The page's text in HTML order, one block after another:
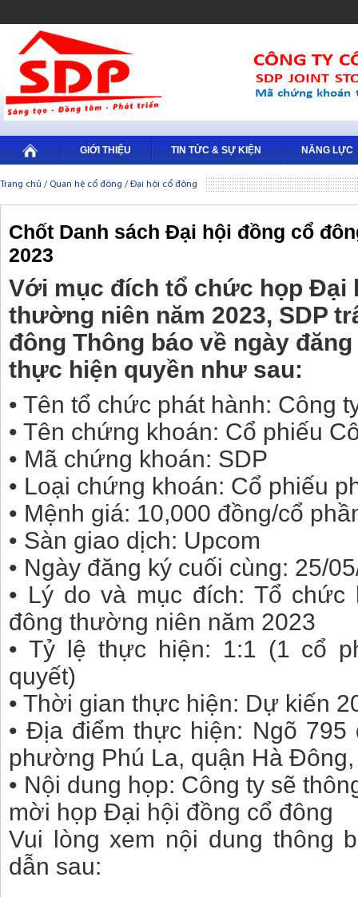
GIỚI THIỆU TIN TỨC & SỰ KIỆN NĂNG LỰC
Trang chủ / Quan hệ cổ đông / Đại hội cổ đông
Chốt Danh sách Đại hội đồng cổ
2023
Với mục đích tổ chức họp Đại
thường niên năm 2023, SDP
đông Thông báo về ngày
thực hiện quyền như sau:
• Tên tổ chức phát hành: Công
• Tên chứng khoán: Cổ phiếu
• Mã chứng khoán: SDP
• Loại chứng khoán: Cổ phiếu
• Mệnh giá: 10,000 đồng/cổ
• Sàn giao dịch: Upcom
• Ngày đăng ký cuối cùng: 25/
• Lý do và mục đích: Tổ
đông thường niên năm 2023
• Tỷ lệ thực hiện: 1:1 (1 cổ
quyết)
• Thời gian thực hiện: Dự kiến
• Địa điểm thực hiện: Ngõ 795
phường Phú La, quận Hà Đông,
• Nội dung họp: Công ty sẽ
mời họp Đại hội đồng cổ đông
Vui lòng xem nội dung thông
dẫn sau: